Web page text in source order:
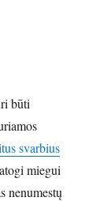
būti
svarbius
miegui
nenumestų